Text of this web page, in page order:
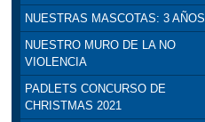
NUESTRAS MASCOTAS: 3 AÑOS
NUESTRO MURO DE LA NO
VIOLENCIA
PADLETS CONCURSO DE
CHRISTMAS 2021